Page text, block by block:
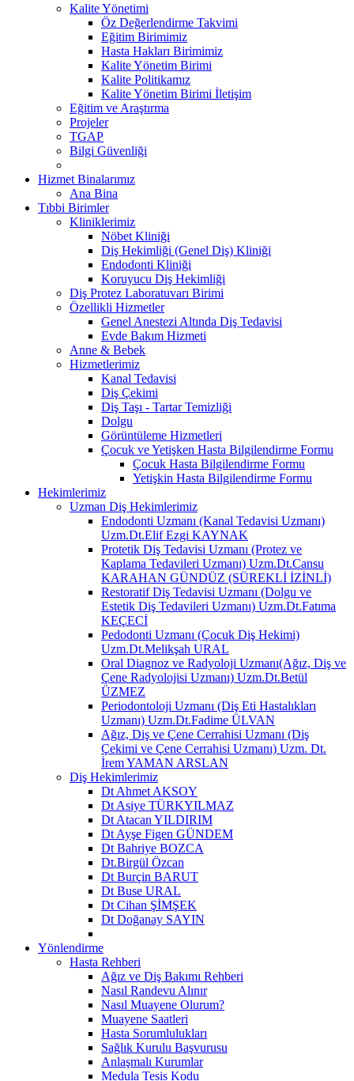
Kalite Yönetimi
Öz Değerlendirme Takvimi
Eğitim Birimimiz
Hasta Hakları Birimimiz
Kalite Yönetim Birimi
Kalite Politikamız
Kalite Yönetim Birimi İletişim
Eğitim ve Araştırma
Projeler
TGAP
Bilgi Güvenliği
Hizmet Binalarımız
Ana Bina
Tıbbi Birimler
Kliniklerimiz
Nöbet Kliniği
Diş Hekimliği (Genel Diş) Kliniği
Endodonti Kliniği
Koruyucu Diş Hekimliği
Diş Protez Laboratuvarı Birimi
Özellikli Hizmetler
Genel Anestezi Altında Diş Tedavisi
Evde Bakım Hizmeti
Anne & Bebek
Hizmetlerimiz
Kanal Tedavisi
Diş Çekimi
Diş Taşı - Tartar Temizliği
Dolgu
Görüntüleme Hizmetleri
Çocuk ve Yetişken Hasta Bilgilendirme Formu
Çocuk Hasta Bilgilendirme Formu
Yetişkin Hasta Bilgilendirme Formu
Hekimlerimiz
Uzman Diş Hekimlerimiz
Endodonti Uzmanı (Kanal Tedavisi Uzmanı)
Uzm.Dt.Elif Ezgi KAYNAK
Protetik Diş Tedavisi Uzmanı (Protez ve
Kaplama Tedavileri Uzmanı) Uzm.Dt.Cansu
KARAHAN GÜNDÜZ (SÜREKLİ İZİNLİ)
Restoratif Diş Tedavisi Uzmanı (Dolgu ve
Estetik Diş Tedavileri Uzmanı) Uzm.Dt.Fatıma
KEÇECİ
Pedodonti Uzmanı (Çocuk Diş Hekimi)
Uzm.Dt.Melikşah URAL
Oral Diagnoz ve Radyoloji Uzmanı(Ağız, Diş ve
Çene Radyolojisi Uzmanı) Uzm.Dt.Betül
ÜZMEZ
Periodontoloji Uzmanı (Diş Eti Hastalıkları
Uzmanı) Uzm.Dt.Fadime ÜLVAN
Ağız, Diş ve Çene Cerrahisi Uzmanı (Diş
Çekimi ve Çene Cerrahisi Uzmanı) Uzm. Dt.
İrem YAMAN ARSLAN
Diş Hekimlerimiz
Dt Ahmet AKSOY
Dt Asiye TÜRKYILMAZ
Dt Atacan YILDIRIM
Dt Ayşe Figen GÜNDEM
Dt Bahriye BOZCA
Dt.Birgül Özcan
Dt Burçin BARUT
Dt Buse URAL
Dt Cihan ŞİMŞEK
Dt Doğanay SAYIN
Yönlendirme
Hasta Rehberi
Ağız ve Diş Bakımı Rehberi
Nasıl Randevu Alınır
Nasıl Muayene Olurum?
Muayene Saatleri
Hasta Sorumlulukları
Sağlık Kurulu Başvurusu
Anlaşmalı Kurumlar
Medula Tesis Kodu